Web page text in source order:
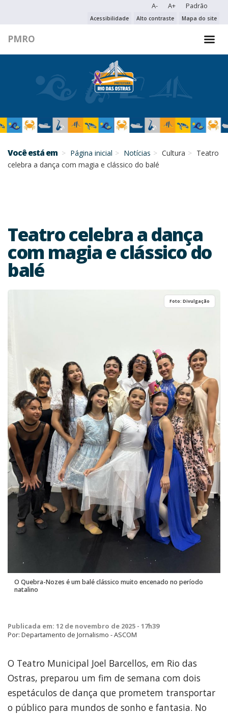
A- A+ Padrão
Acessibilidade Alto contraste Mapa do site
PMRO
PESQUISAR NO PORTAL
PESQUISAR
Você está em Página inicial Notícias Cultura
Teatro
celebra a dança com magia e clássico do balé
Teatro celebra a dança
com magia e clássico do
balé
Foto: Divulgação
O Quebra-Nozes é um balé clássico muito encenado no período
natalino
Publicada em: 12 de novembro de 2025 - 17h39
Por: Departamento de Jornalismo - ASCOM
O Teatro Municipal Joel Barcellos, em Rio das
Ostras, preparou um fim de semana com dois
espetáculos de dança que prometem transportar
o público para mundos de sonho e fantasia. No